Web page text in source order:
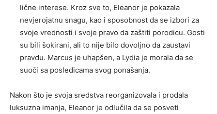
lične interese. Kroz sve to, Eleanor je pokazala
nevjerojatnu snagu, kao i sposobnost da se izbori za
svoje vrednosti i svoje pravo da zaštiti porodicu. Gosti
su bili šokirani, ali to nije bilo dovoljno da zaustavi
pravdu. Marcus je uhapšen, a Lydia je morala da se
suoči sa posledicama svog ponašanja.
Nakon što je svoja sredstva reorganizovala i prodala
luksuzna imanja, Eleanor je odlučila da se posveti